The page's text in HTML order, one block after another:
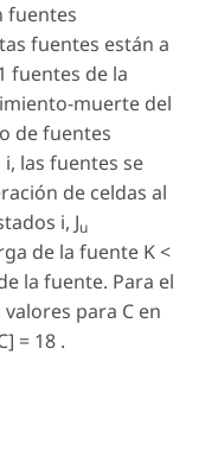
fuentes
fuentes están a
fuentes de la
muerte del
de fuentes
las fuentes se
de celdas al
i, Ju
de la fuente K <
la fuente. Para el
para C en
= 18 .